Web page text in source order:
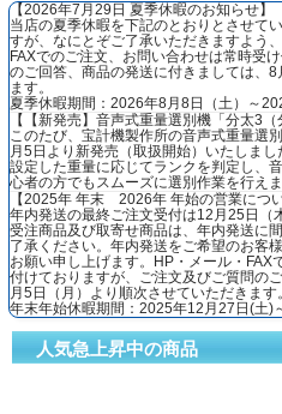
【2026年7月29日 夏季休暇のお知らせ】
当店の夏季休暇を下記のとおりとさせて
すが、なにとぞご了承いただきますよう
FAXでのご注文、お問い合わせは常時受
のご回答、商品の発送に付きましては、
ます。
夏季休暇期間：2026年8月8日（土）～
【【新発売】音声式重量選別機「分太3
このたび、宝計機製作所の音声式重量選
月5日より新発売（取扱開始）いたしまし
設定した重量に応じてランクを判定し、
心者の方でもスムーズに選別作業を行えま
【2025年 年末 2026年 年始の営業につい
年内発送の最終ご注文受付は12月25日（
受注商品及び取寄せ商品は、年内発送に
了承ください。年内発送をご希望のお客
お願い申し上げます。HP・メール・FAX
付けておりますが、ご注文及びご質問の
月5日（月）より順次させていただきます。
年末年始休暇期間：2025年12月27日(土)
人気急上昇中の商品